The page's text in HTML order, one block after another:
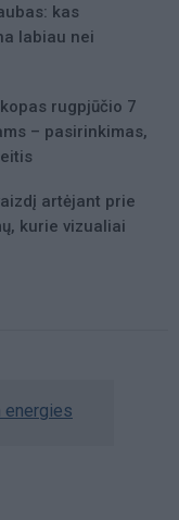
kas
labiau nei
rugpjūčio 7
– pasirinkimas,
artėjant prie
kurie vizualiai
energies